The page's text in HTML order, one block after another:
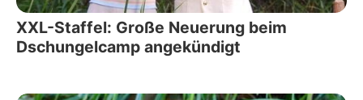
XXL-Staffel: Große Neuerung beim
Dschungelcamp angekündigt